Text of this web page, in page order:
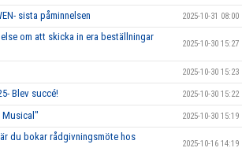
sista påminnelsen 2025-10-31 08:00
om att skicka in era beställningar
2025-10-30 15:27
2025-10-30 15:23
Blev succé! 2025-10-30 15:22
Musical" 2025-10-30 15:19
du bokar rådgivningsmöte hos
2025-10-16 14:19